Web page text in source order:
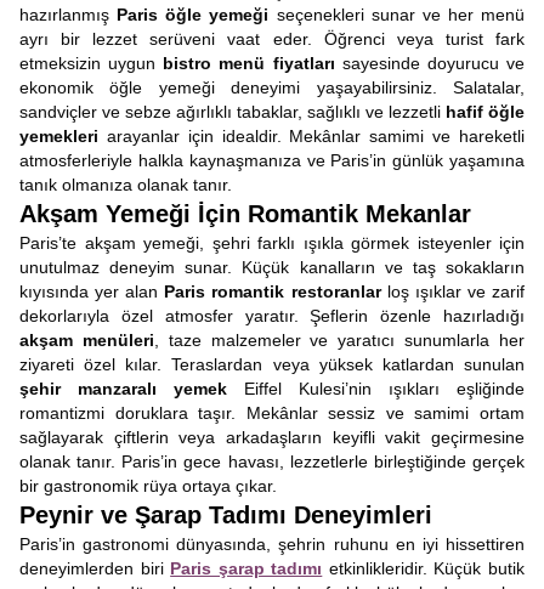
hazırlanmış Paris öğle yemeği seçenekleri sunar ve her menü
ayrı bir lezzet serüveni vaat eder. Öğrenci veya turist fark
etmeksizin uygun bistro menü fiyatları sayesinde doyurucu ve
ekonomik öğle yemeği deneyimi yaşayabilirsiniz. Salatalar,
sandviçler ve sebze ağırlıklı tabaklar, sağlıklı ve lezzetli hafif öğle
yemekleri arayanlar için idealdir. Mekânlar samimi ve hareketli
atmosferleriyle halkla kaynaşmanıza ve Paris’in günlük yaşamına
tanık olmanıza olanak tanır.
Akşam Yemeği İçin Romantik Mekanlar
Paris’te akşam yemeği, şehri farklı ışıkla görmek isteyenler için
unutulmaz deneyim sunar. Küçük kanalların ve taş sokakların
kıyısında yer alan Paris romantik restoranlarloş ışıklar ve zarif
dekorlarıyla özel atmosfer yaratır. Şeflerin özenle hazırladığı
akşam menüleri , taze malzemeler ve yaratıcı sunumlarla her
ziyareti özel kılar. Teraslardan veya yüksek katlardan sunulan
şehir manzaralı yemek Eiffel Kulesi’nin ışıkları eşliğinde
romantizmi doruklara taşır. Mekânlar sessiz ve samimi ortam
sağlayarak çiftlerin veya arkadaşların keyifli vakit geçirmesine
olanak tanır. Paris’in gece havası, lezzetlerle birleştiğinde gerçek
bir gastronomik rüya ortaya çıkar.
Peynir ve Şarap Tadımı Deneyimleri
Paris’in gastronomi dünyasında, şehrin ruhunu en iyi hissettiren
deneyimlerden biri Paris şarap tadımı etkinlikleridir. Küçük butik